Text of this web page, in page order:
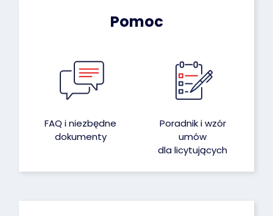
Pomoc
FAQ i niezbędne
dokumenty
Poradnik i wzór
umów
dla licytujących